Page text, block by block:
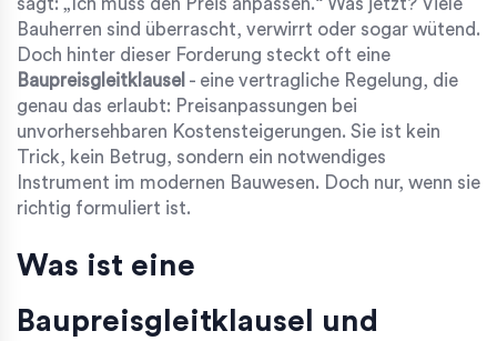
Bauherren sind überrascht, verwirrt oder sogar wütend.
Doch hinter dieser Forderung steckt oft eine
Baupreisgleitklausel - eine vertragliche Regelung, die
genau das erlaubt: Preisanpassungen bei
unvorhersehbaren Kostensteigerungen. Sie ist kein
Trick, kein Betrug, sondern ein notwendiges
Instrument im modernen Bauwesen. Doch nur, wenn sie
richtig formuliert ist.
Was ist eine
Baupreisgleitklausel und